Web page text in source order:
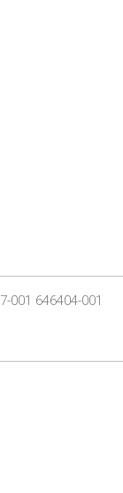
001 646404-001